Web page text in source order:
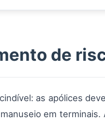
de
as apólices
em